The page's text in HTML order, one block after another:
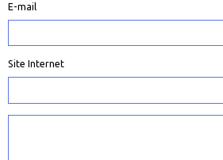
E-mail
Site Internet